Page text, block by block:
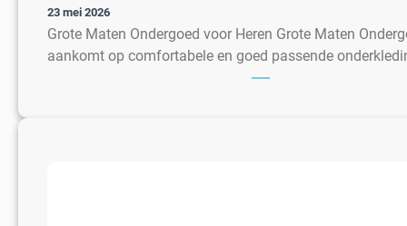
23 mei 2026
Grote Maten Ondergoed voor Heren Grote Maten
aankomt op comfortabele en goed passende